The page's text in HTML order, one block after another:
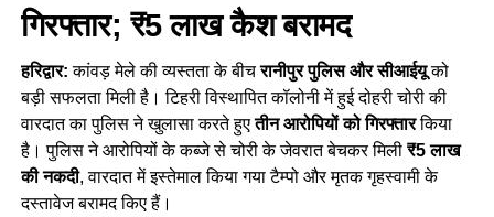
गिरफ्तार; ₹5 लाख कैश बरामद
हरिद्वार: कांवड़ मेले की व्यस्तता के बीचरानीपुर पुलिस और सीआईयूको
बड़ी सफलता मिली है। टिहरी विस्थापित कॉलोनी में हुई दोहरी चोरी की
वारदात का पुलिस ने खुलासा करते हुएतीन आरोपियों को गिरफ्तारकिया
है। पुलिस ने आरोपियों के कब्जे से चोरी के जेवरात बेचकर मिली ₹5 लाख
की नकदी, वारदात में इस्तेमाल किया गया टैम्पो और मृतक गृहस्वामी के
दस्तावेज बरामद किए हैं।